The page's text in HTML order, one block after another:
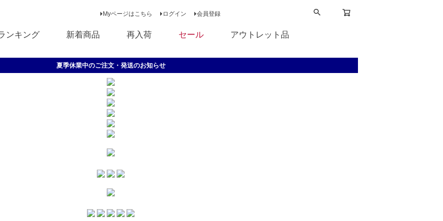
Myページはこちら ログイン 会員登録
ンキング 新着商品 再入荷 セール アウトレット品
夏季休業中のご注文・発送のお知らせ
【お盆特別ｸｰﾎﾟﾝ】ご注文金額2000円以上で10%OFF
2,500円以上のシューズなら《無料》でサイズ交換！
LINE ID連携で500円クーポンプレゼント！